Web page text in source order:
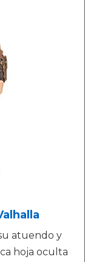
atuendo y
hoja oculta